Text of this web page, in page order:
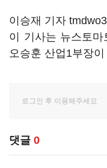
이승재 기자
이 기사는 뉴스토
오승훈 산업1부장
댓글 0